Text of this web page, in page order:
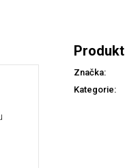
Produkt
Značka:
Kategorie: